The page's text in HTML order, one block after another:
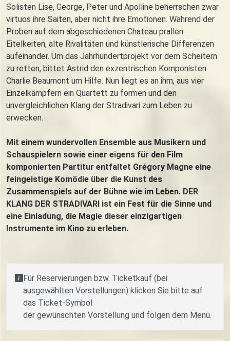
Solisten Lise, George, Peter und Apolline beherrschen zwar
virtuos ihre Saiten, aber nicht ihre Emotionen. Während der
Proben auf dem abgeschiedenen Chateau prallen
Eitelkeiten, alte Rivalitäten und künstlerische Differenzen
aufeinander. Um das Jahrhundertprojekt vor dem Scheitern
zu retten, bittet Astrid den exzentrischen Komponisten
Charlie Beaumont um Hilfe. Nun liegt es an ihm, aus vier
Einzelkämpfern ein Quartett zu formen und den
unvergleichlichen Klang der Stradivari zum Leben zu
erwecken.
Mit einem wundervollen Ensemble aus Musikern und
Schauspielern sowie einer eigens für den Film
komponierten Partitur entfaltet Grégory Magne eine
feingeistige Komödie über die Kunst des
Zusammenspiels auf der Bühne wie im Leben. DER
KLANG DER STRADIVARI ist ein Fest für die Sinne und
eine Einladung, die Magie dieser einzigartigen
Instrumente im Kino zu erleben.
Für Reservierungen bzw. Ticketkauf (bei
ausgewählten Vorstellungen) klicken Sie bitte auf
das Ticket-Symbol
der gewünschten Vorstellung und folgen dem Menü.